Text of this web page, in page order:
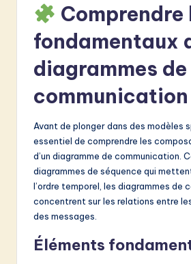
Comprendre
fondamentaux
diagrammes de
communication
Avant de plonger dans des modèles
essentiel de comprendre les
d’un diagramme de communication.
diagrammes de séquence qui
l’ordre temporel, les diagrammes de
concentrent sur les relations entre
des messages.
Éléments